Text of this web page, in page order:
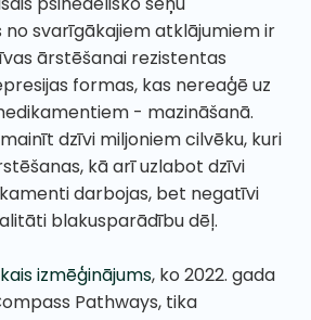
no svarīgākajiem atklājumiem ir
ārstēšanai rezistentas
formas, kas nereaģē uz
- mazināšanā.
dzīvi miljoniem cilvēku, kuri
kā arī uzlabot dzīvi
darbojas, bet negatīvi
blakusparādību dēļ.
izmēģinājums, ko 2022. gada
Pathways, tika